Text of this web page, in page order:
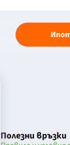
Полезни връзки